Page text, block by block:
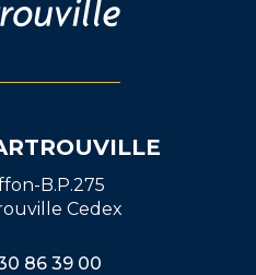
B.P.275
Cedex
86 39 00